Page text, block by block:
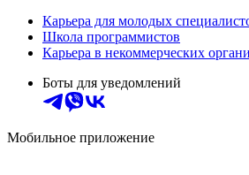
Карьера для молодых
Школа программистов
Карьера в некоммерческих
Боты для уведомлений
Мобильное приложение